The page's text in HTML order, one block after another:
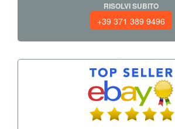
RISOLVI SUBITO
+39 371 389 9496